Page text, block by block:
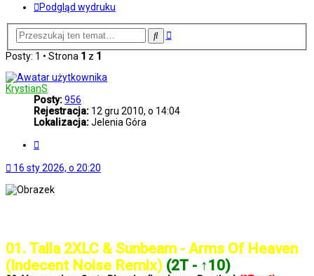
Podgląd wydruku
SzukajWyszukiwanie
Posty: 1 • Strona 1 z 1
KrystianS
Posty:956
Rejestracja: 12 gru 2010, o 14:04
Lokalizacja:Jelenia Góra
16 sty 2026, o 20:20
01. Talla 2XLC & Sunbeam - Arms Of Heaven
(Indecent Noise Remix) (2T - ↑10)